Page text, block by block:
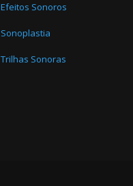
Efeitos Sonoros
Sonoplastia
Trilhas Sonoras